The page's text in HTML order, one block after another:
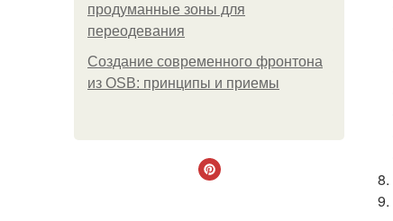
продуманные зоны для
переодевания
Создание современного фронтона
из OSB: принципы и приемы